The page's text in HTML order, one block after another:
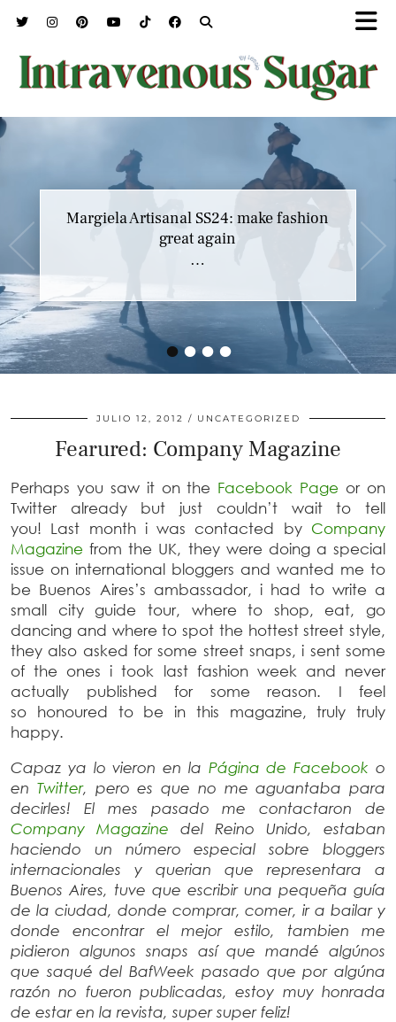
••••
Margiela Artisanal SS24: make fashion
great again
…
Marc Jacobs SS23 y el buscar confort en
nuestros héroes
…
JULIO 12, 2012 UNCATEGORIZED
Fearured: Company Magazine
Perhaps you saw it on the Facebook Page or on
Twitter already but just couldn’t wait to tell
you! Last month i was contacted by Company
Magazine from the UK, they were doing a special
issue on international bloggers and wanted me to
be Buenos Aires’s ambassador, i had to write a
small city guide tour, where to shop, eat, go
dancing and where to spot the hottest street style,
they also asked for some street snaps, i sent some
of the ones i took last fashion week and never
actually published for some reason. I feel
so honoured to be in this magazine, truly truly
happy.
Capaz ya lo vieron en la Página de Facebook o
en Twitter, pero es que no me aguantaba para
decirles! El mes pasado me contactaron de
Company Magazine del Reino Unido, estaban
haciendo un número especial sobre bloggers
internacionales y querian que representara a
Buenos Aires, tuve que escribir una pequeña guía
de la ciudad, donde comprar, comer, ir a bailar y
donde encontrar el mejor estilo, tambien me
pidieron algunos snaps así que mandé algúnos
que saqué del BafWeek pasado que por algúna
razón no fueron publicadas, estoy muy honrada
de estar en la revista, super super feliz!